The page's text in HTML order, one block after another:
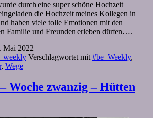
durch eine super schöne Hochzeit
die Hochzeit meines Kollegen in
haben viele tolle Emotionen mit den
Familie und Freunden erleben dürfen….
Mai 2022
Verschlagwortet mit #be_Weekly,
, Wege
Woche zwanzig – Hütten